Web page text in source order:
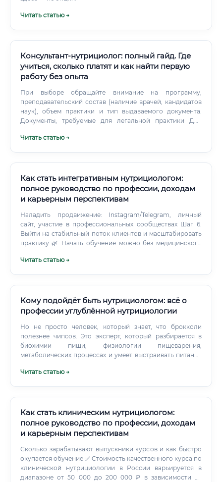
Читать статью →
Консультант-нутрициолог: полный гайд. Где
учиться, сколько платят и как найти первую
работу без опыта
При выборе обращайте внимание на программу,
преподавательский состав (наличие врачей, кандидатов
наук), объем практики и тип выдаваемого документа.
Документы, требуемые для легальной практики Для
России и странах СНГ наиболее весомым документом
прошли обучение по программе объемом свыше 250
академических часов и получили новую квалификацию.
Читать статью →
Как стать интегративным нутрициологом:
полное руководство по профессии, доходам
и карьерным перспективам
Наладить продвижение: Instagram/Telegram, личный
сайт, участие в профессиональных сообществах Шаг 6.
Выйти на стабильный поток клиентов и масштабировать
практику 🌿 Начать обучение можно без медицинского
Читать статью →
Кому подойдёт быть нутрициологом: всё о
профессии углублённой нутрициологии
Но не просто человек, который знает, что брокколи
полезнее чипсов. Это эксперт, который разбирается в
биохимии пищи, физиологии пищеварения,
метаболических процессах и умеет выстраивать питание
лечит болезни — он создаёт условия, при которых
Читать статью →
Как стать клиническим нутрициологом:
полное руководство по профессии, доходам
и карьерным перспективам
Сколько зарабатывают выпускники курсов и как быстро
окупается обучение ✅ Стоимость качественного курса по
клинической нутрициологии в России варьируется в
диапазоне от 50 000 до 200 000 ₽ в зависимости от